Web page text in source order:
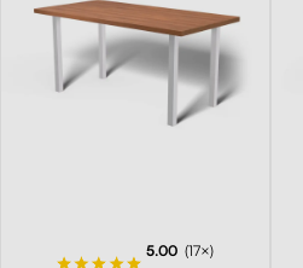
5.00 (17×)